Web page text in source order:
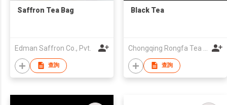
Saffron Tea Bag
Edman Saffron Co., Pvt.
查詢
Black Tea
查詢